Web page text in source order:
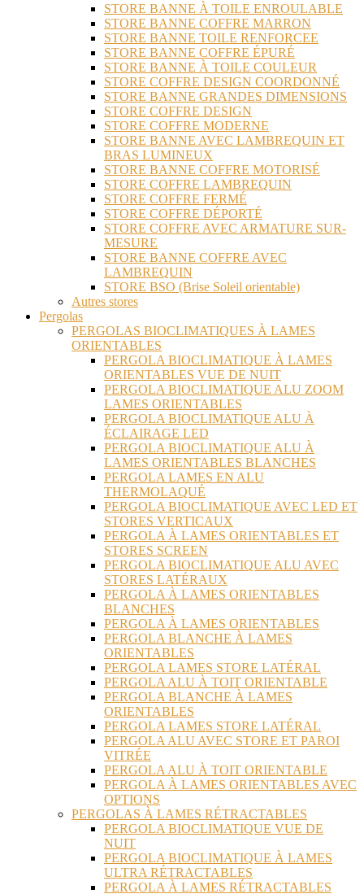
STORE BANNE À TOILE ENROULABLE
STORE BANNE COFFRE MARRON
STORE BANNE TOILE RENFORCEE
STORE BANNE COFFRE ÉPURÉ
STORE BANNE À TOILE COULEUR
STORE COFFRE DESIGN COORDONNÉ
STORE BANNE GRANDES DIMENSIONS
STORE COFFRE DESIGN
STORE COFFRE MODERNE
STORE BANNE AVEC LAMBREQUIN ET
BRAS LUMINEUX
STORE BANNE COFFRE MOTORISÉ
STORE COFFRE LAMBREQUIN
STORE COFFRE FERMÉ
STORE COFFRE DÉPORTÉ
STORE COFFRE AVEC ARMATURE SUR-
MESURE
STORE BANNE COFFRE AVEC
LAMBREQUIN
STORE BSO (Brise Soleil orientable)
Autres stores
Pergolas
PERGOLAS BIOCLIMATIQUES À LAMES
ORIENTABLES
PERGOLA BIOCLIMATIQUE À LAMES
ORIENTABLES VUE DE NUIT
PERGOLA BIOCLIMATIQUE ALU ZOOM
LAMES ORIENTABLES
PERGOLA BIOCLIMATIQUE ALU À
ÉCLAIRAGE LED
PERGOLA BIOCLIMATIQUE ALU À
LAMES ORIENTABLES BLANCHES
PERGOLA LAMES EN ALU
THERMOLAQUÉ
PERGOLA BIOCLIMATIQUE AVEC LED ET
STORES VERTICAUX
PERGOLA À LAMES ORIENTABLES ET
STORES SCREEN
PERGOLA BIOCLIMATIQUE ALU AVEC
STORES LATÉRAUX
PERGOLA À LAMES ORIENTABLES
BLANCHES
PERGOLA À LAMES ORIENTABLES
PERGOLA BLANCHE À LAMES
ORIENTABLES
PERGOLA LAMES STORE LATÉRAL
PERGOLA ALU À TOIT ORIENTABLE
PERGOLA BLANCHE À LAMES
ORIENTABLES
PERGOLA LAMES STORE LATÉRAL
PERGOLA ALU AVEC STORE ET PAROI
VITRÉE
PERGOLA ALU À TOIT ORIENTABLE
PERGOLA À LAMES ORIENTABLES AVEC
OPTIONS
PERGOLAS À LAMES RÉTRACTABLES
PERGOLA BIOCLIMATIQUE VUE DE
NUIT
PERGOLA BIOCLIMATIQUE À LAMES
ULTRA RÉTRACTABLES
PERGOLA À LAMES RÉTRACTABLES